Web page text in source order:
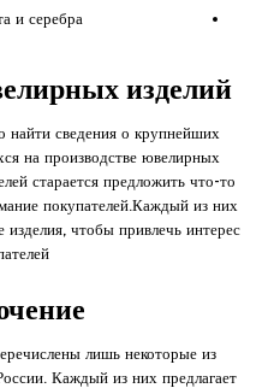
и серебра
изделий
найти сведения о крупнейших
на производстве ювелирных
старается предложить что-то
покупателей.Каждый из них
чтобы привлечь интерес
лишь некоторые из
Каждый из них предлагает